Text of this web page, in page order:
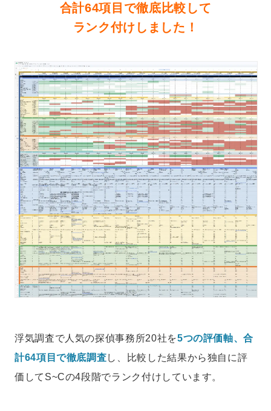
合計64項目で徹底比較して
ランク付けしました！
浮気調査で人気の探偵事務所20社を5つの評価軸、合
計64項目で徹底調査し、比較した結果から独自に評
価してS~Cの4段階でランク付けしています。